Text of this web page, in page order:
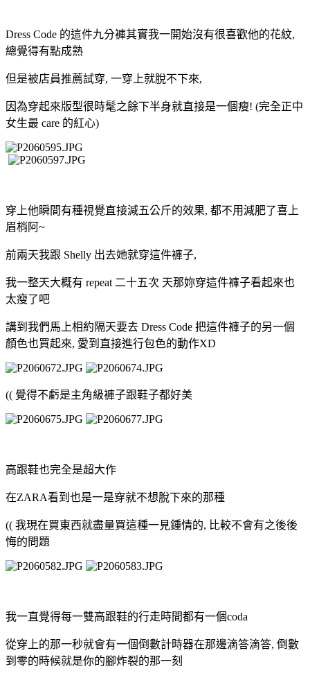
Dress Code 的這件九分褲其實我一開始沒有很喜歡他的花紋,
總覺得有點成熟
但是被店員推薦試穿, 一穿上就脫不下來,
因為穿起來版型很時髦之餘下半身就直接是一個瘦! (完全正中
女生最 care 的紅心)
穿上他瞬間有種視覺直接減五公斤的效果, 都不用減肥了喜上
眉梢阿~
前兩天我跟 Shelly 出去她就穿這件褲子,
我一整天大概有 repeat 二十五次 天那妳穿這件褲子看起來也
太瘦了吧
講到我們馬上相約隔天要去 Dress Code 把這件褲子的另一個
顏色也買起來, 愛到直接進行包色的動作XD
(( 覺得不虧是主角級褲子跟鞋子都好美
高跟鞋也完全是超大作
在ZARA看到也是一是穿就不想脫下來的那種
(( 我現在買東西就盡量買這種一見鍾情的, 比較不會有之後後
悔的問題
我一直覺得每一雙高跟鞋的行走時間都有一個coda
從穿上的那一秒就會有一個倒數計時器在那邊滴答滴答, 倒數
到零的時候就是你的腳炸裂的那一刻